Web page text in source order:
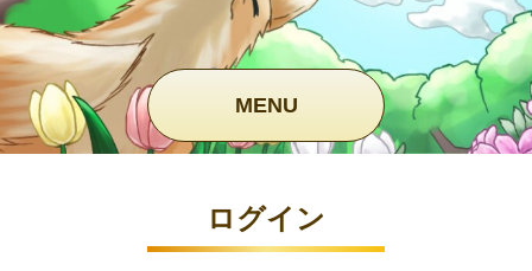
MENU
ログイン